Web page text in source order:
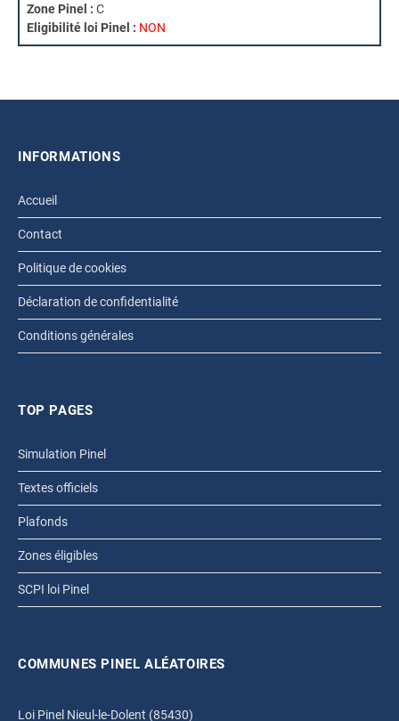
Zone Pinel : C
Eligibilité loi Pinel : NON
INFORMATIONS
Accueil
Contact
Politique de cookies
Déclaration de confidentialité
Conditions générales
TOP PAGES
Simulation Pinel
Textes officiels
Plafonds
Zones éligibles
SCPI loi Pinel
COMMUNES PINEL ALÉATOIRES
Loi Pinel Nieul-le-Dolent (85430)